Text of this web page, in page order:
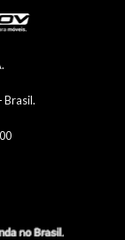
Brasil.